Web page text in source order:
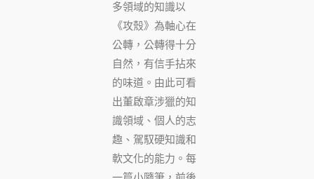
多領域的知識以
《攻殼》為軸心在
公轉，公轉得十分
自然，有信手拈來
的味道。由此可看
出董啟章涉獵的知
識領域、個人的志
趣、駕馭硬知識和
軟文化的能力。每